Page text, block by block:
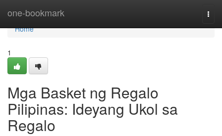
one-bookmark
Home
Home
1
Mga Basket ng Regalo
Pilipinas: Ideyang Ukol sa
Regalo